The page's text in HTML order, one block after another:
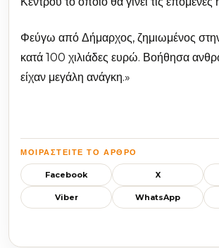
Φεύγω από Δήμαρχος, ζημιωμένος
κατά 100 χιλιάδες ευρώ. Βοήθησα
είχαν μεγάλη ανάγκη.»
ΜΟΙΡΑΣΤΕΊΤΕ ΤΟ ΆΡΘΡΟ
Facebook X
Viber WhatsApp